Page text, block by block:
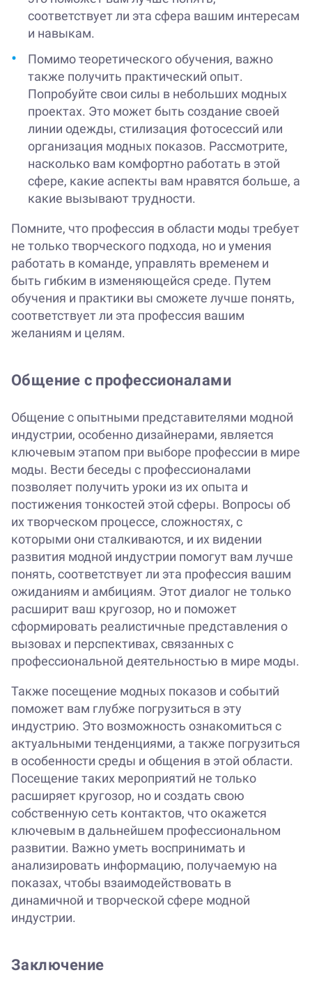
соответствует ли эта сфера вашим интересам
и навыкам.
Помимо теоретического обучения, важно
также получить практический опыт.
Попробуйте свои силы в небольших модных
проектах. Это может быть создание своей
линии одежды, стилизация фотосессий или
организация модных показов. Рассмотрите,
насколько вам комфортно работать в этой
сфере, какие аспекты вам нравятся больше, а
какие вызывают трудности.
Помните, что профессия в области моды требует
не только творческого подхода, но и умения
работать в команде, управлять временем и
быть гибким в изменяющейся среде. Путем
обучения и практики вы сможете лучше понять,
соответствует ли эта профессия вашим
желаниям и целям.
Общение с профессионалами
Общение с опытными представителями модной
индустрии, особенно дизайнерами, является
ключевым этапом при выборе профессии в мире
моды. Вести беседы с профессионалами
позволяет получить уроки из их опыта и
постижения тонкостей этой сферы. Вопросы об
их творческом процессе, сложностях, с
которыми они сталкиваются, и их видении
развития модной индустрии помогут вам лучше
понять, соответствует ли эта профессия вашим
ожиданиям и амбициям. Этот диалог не только
расширит ваш кругозор, но и поможет
сформировать реалистичные представления о
вызовах и перспективах, связанных с
профессиональной деятельностью в мире моды.
Также посещение модных показов и событий
поможет вам глубже погрузиться в эту
индустрию. Это возможность ознакомиться с
актуальными тенденциями, а также погрузиться
в особенности среды и общения в этой области.
Посещение таких мероприятий не только
расширяет кругозор, но и создать свою
собственную сеть контактов, что окажется
ключевым в дальнейшем профессиональном
развитии. Важно уметь воспринимать и
анализировать информацию, получаемую на
показах, чтобы взаимодействовать в
динамичной и творческой сфере модной
индустрии.
Заключение